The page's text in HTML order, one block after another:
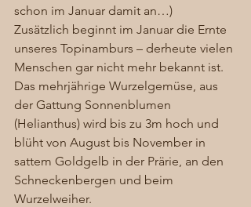
schon im Januar damit an…)
Zusätzlich beginnt im Januar die Ernte
unseres Topinamburs – derheute vielen
Menschen gar nicht mehr bekannt ist.
Das mehrjährige Wurzelgemüse, aus
der Gattung Sonnenblumen
(Helianthus) wird bis zu 3m hoch und
blüht von August bis November in
sattem Goldgelb in der Prärie, an den
Schneckenbergen und beim
Wurzelweiher.